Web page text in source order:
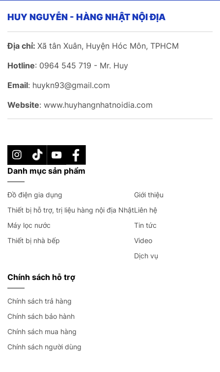
HUY NGUYỄN - HÀNG NHẬT NỘI ĐỊA
Địa chỉ: Xã tân Xuân, Huyện Hóc Môn, TPHCM
Hotline: 0964 545 719 - Mr. Huy
Email: huykn93@gmail.com
Website: www.huyhangnhatnoidia.com
Danh mục sản phẩm
Đồ điện gia dụng
Thiết bị hỗ trợ, trị liệu hàng nội địa Nhật
Máy lọc nước
Thiết bị nhà bếp
Giới thiệu
Liên hệ
Tin tức
Video
Dịch vụ
Chính sách hỗ trợ
Chính sách trả hàng
Chính sách bảo hành
Chính sách mua hàng
Chính sách người dùng